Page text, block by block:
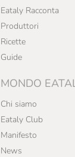
Eataly Racconta
Produttori
Ricette
Guide
MONDO
Chi siamo
Eataly Club
Manifesto
News